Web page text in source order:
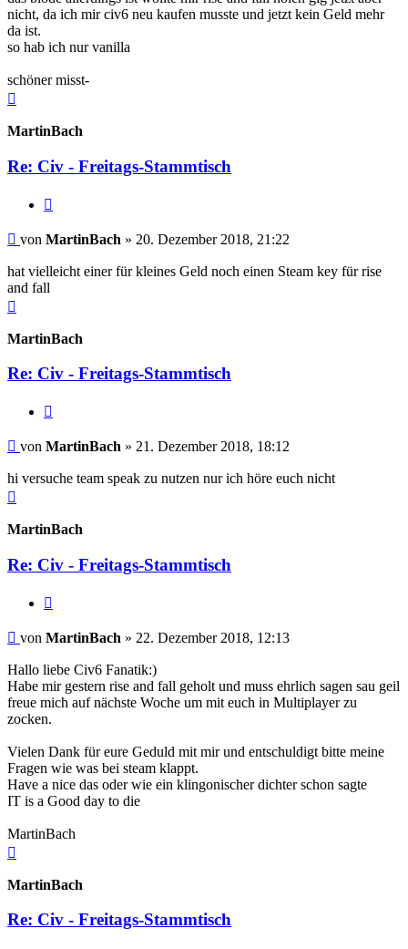
nicht, da ich mir civ6 neu kaufen musste und jetzt kein Geld mehr
da ist.
so hab ich nur vanilla
schöner misst-
MartinBach
Re: Civ - Freitags-Stammtisch
Beitrag
von MartinBach » 20. Dezember 2018, 21:22
hat vielleicht einer für kleines Geld noch einen Steam key für rise
and fall
MartinBach
Re: Civ - Freitags-Stammtisch
Beitrag
von MartinBach » 21. Dezember 2018, 18:12
hi versuche team speak zu nutzen nur ich höre euch nicht
MartinBach
Re: Civ - Freitags-Stammtisch
Beitrag
von MartinBach » 22. Dezember 2018, 12:13
Hallo liebe Civ6 Fanatik:)
Habe mir gestern rise and fall geholt und muss ehrlich sagen sau geil
freue mich auf nächste Woche um mit euch in Multiplayer zu
zocken.
Vielen Dank für eure Geduld mit mir und entschuldigt bitte meine
Fragen wie was bei steam klappt.
Have a nice das oder wie ein klingonischer dichter schon sagte
IT is a Good day to die
MartinBach
MartinBach
Re: Civ - Freitags-Stammtisch